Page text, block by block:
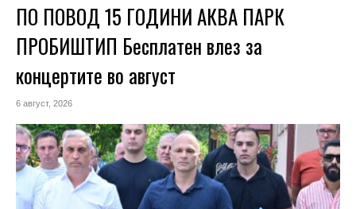
ПО ПОВОД 15 ГОДИНИ АКВА ПАРК
ПРОБИШТИП Бесплатен влез за
концертите во август
6 август, 2026